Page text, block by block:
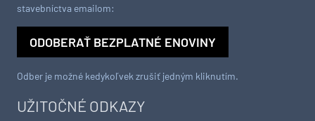
UŽITOČNÉ ODKAZY
stavebníctva emailom:
ODOBERAŤ BEZPLATNÉ ENOVINY
Odber je možné kedykoľvek zrušiť jedným kliknutím.